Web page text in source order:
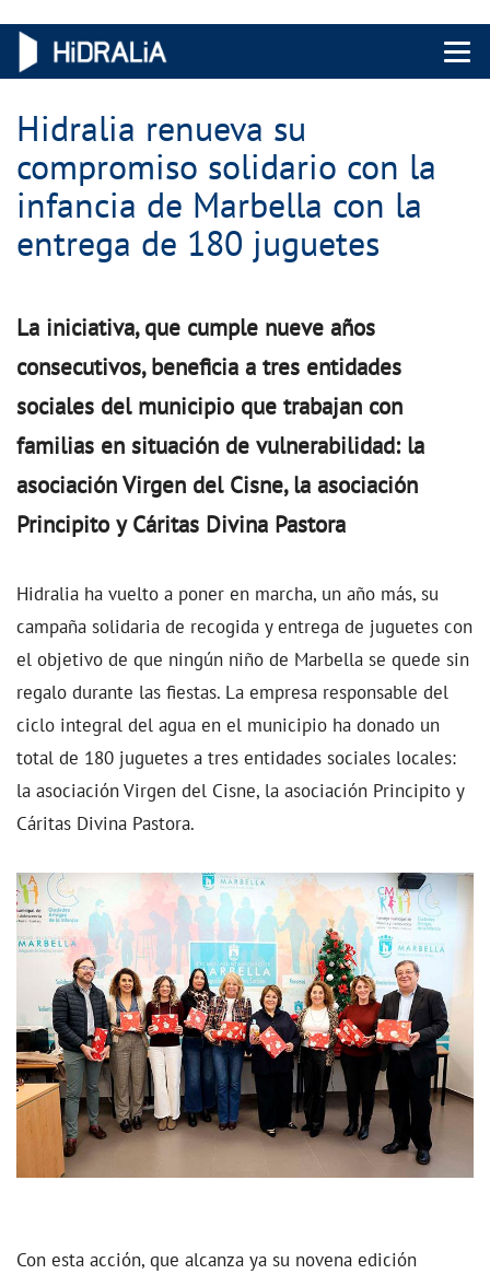
Menu
Hidralia renueva su
compromiso solidario con la
infancia de Marbella con la
entrega de 180 juguetes
La iniciativa, que cumple nueve años
consecutivos, beneficia a tres entidades
sociales del municipio que trabajan con
familias en situación de vulnerabilidad: la
asociación Virgen del Cisne, la asociación
Principito y Cáritas Divina Pastora
Hidralia ha vuelto a poner en marcha, un año más, su
campaña solidaria de recogida y entrega de juguetes con
el objetivo de que ningún niño de Marbella se quede sin
regalo durante las fiestas. La empresa responsable del
ciclo integral del agua en el municipio ha donado un
total de 180 juguetes a tres entidades sociales locales:
la asociación Virgen del Cisne, la asociación Principito y
Cáritas Divina Pastora.
Con esta acción, que alcanza ya su novena edición